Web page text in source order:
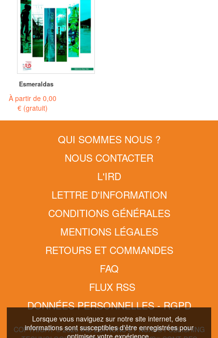
Lorsque vous naviguez sur notre site internet, des
informations sont susceptibles d'être enregistrées pour
Esmeraldas
À partir de0,00
€ (gratuit)
QUI SOMMES NOUS ?
NOUS CONTACTER
L'IRD
LETTRE D'INFORMATION
CONDITIONS GÉNÉRALES
MENTIONS LÉGALES
RETOURS ET COMMANDES
FAQ
FLUX RSS
DONNÉES PERSONNELLES - RGPD
COPYRIGHT © 2026 IRD EDITIONS ET NUXOS PUBLISHING